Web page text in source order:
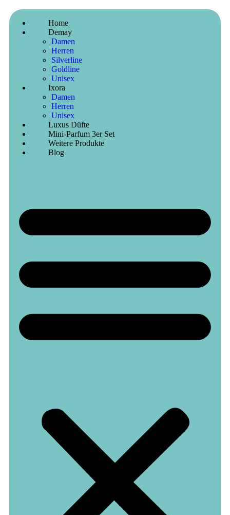
Home
Demay
Damen
Herren
Silverline
Goldline
Unisex
Ixora
Damen
Herren
Unisex
Luxus Düfte
Mini-Parfum 3er Set
Weitere Produkte
Blog